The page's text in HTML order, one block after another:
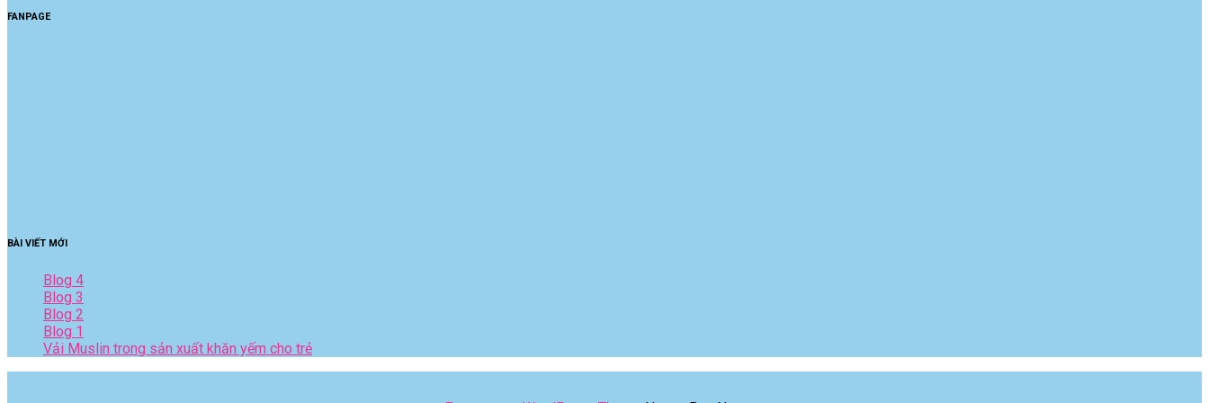
FANPAGE
BÀI VIẾT MỚI
Blog 4
Blog 3
Blog 2
Blog 1
Vải Muslin trong sản xuất khăn yếm cho trẻ